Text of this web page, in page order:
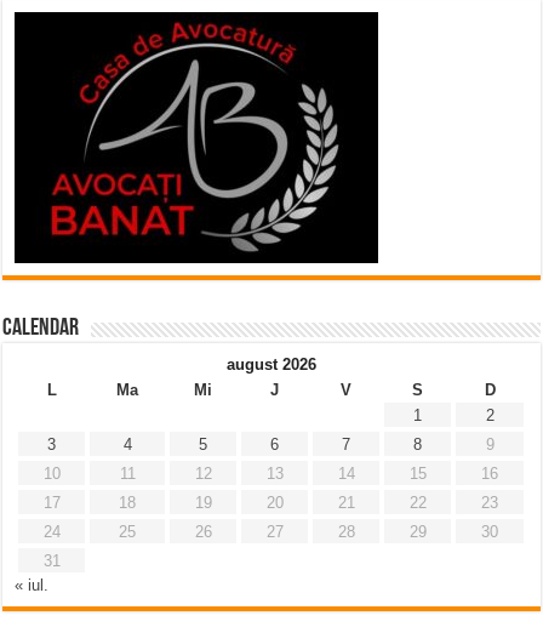
Calendar
august 2026
L
Ma Mi J V S
D
1
2
3
4 5 6 7 8
9
10
11 12 13 14 15
16
17
18 19 20 21 22
23
24
25 26 27 28 29
30
31
« iul.